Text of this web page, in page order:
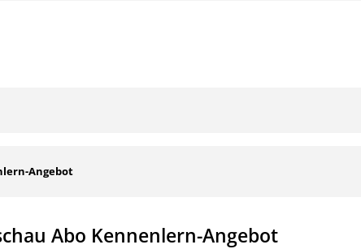
Angebot
Abo Kennenlern-Angebot